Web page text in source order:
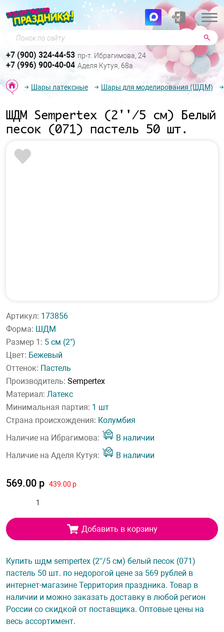
Поиск по сайту
+7 (900) 324-44-53 пр-т. Ибрагимова, 24
+7 (996) 900-40-04 Аделя Кутуя, 68а
Шары латексные Шары для моделирования (ШДМ)
ШДМ Sempertex (2''/5 см) Белый
песок (071) пастель 50 шт.
Артикул: 173856
Форма: ШДМ
Размер 1: 5 см (2")
Цвет: Бежевый
Оттенок: Пастель
Производитель: Sempertex
Материал: Латекс
Минимальная партия: 1 шт
Страна происхождения: Колумбия
Наличие на Ибрагимова:
В наличии
Наличие на Аделя Кутуя:
В наличии
569.00 р 439.00 р
Добавить в корзину
Купить шдм sempertex (2''/5 см) белый песок (071)
пастель 50 шт. по недорогой цене за 569 рублей в
интернет-магазине Территория праздника. Товар в
наличии и можно заказать доставку в любой регион
России со скидкой от поставщика. Оптовые цены на
весь ассортимент.